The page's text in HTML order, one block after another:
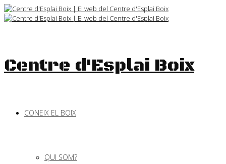
Skip
to
Centre d'Esplai Boix
CONEIX EL BOIX
QUI SOM?